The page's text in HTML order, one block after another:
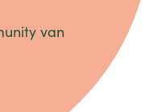
van